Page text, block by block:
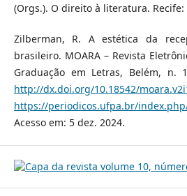
(Orgs.). O direito à literatura. Recife:
Zilberman, R. A estética da
brasileiro. MOARA – Revista
Graduação em Letras, Belém, n.
http://dx.doi.org/10.18542/
https://periodicos.ufpa.br/
Acesso em: 5 dez. 2024.